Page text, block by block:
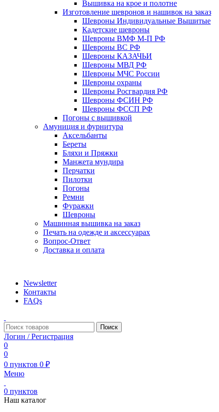
Вышивка на крое и полотне
Изготовление шевронов и нашивок на заказ
Шевроны Индивидуальные Вышитые
Кадетские шевроны
Шевроны ВМФ М-П РФ
Шевроны ВС РФ
Шевроны КАЗАЧЬИ
Шевроны МВД РФ
Шевроны МЧС России
Шевроны охраны
Шевроны Росгвардия РФ
Шевроны ФСИН РФ
Шевроны ФССП РФ
Погоны с вышивкой
Амуниция и фурнитура
Аксельбанты
Береты
Бляхи и Пряжки
Манжета мундира
Перчатки
Пилотки
Погоны
Ремни
Фуражки
Шевроны
Машинная вышивка на заказ
Печать на одежде и аксессуарах
Вопрос-Ответ
Доставка и оплата
Newsletter
Контакты
FAQs
Поиск
Логин / Регистрация
0
0
0 пунктов 0 ₽
Меню
0 пунктов
Наш каталог